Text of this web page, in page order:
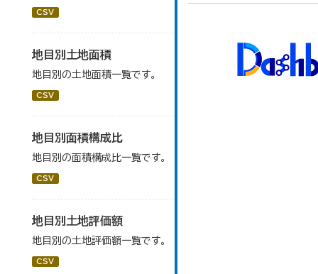
CSV
地目別土地面積
地目別の土地面積一覧です。
CSV
地目別面積構成比
地目別の面積構成比一覧です。
CSV
地目別土地評価額
地目別の土地評価額一覧です。
CSV